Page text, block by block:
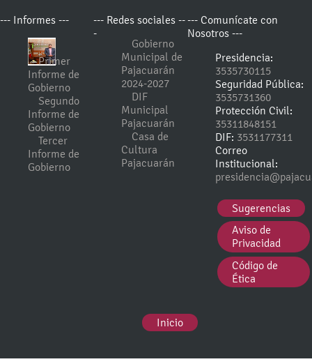
--- Informes ---
Primer
Informe de
Gobierno
Segundo
Informe de
Gobierno
Tercer
Informe de
Gobierno
--- Redes sociales --
-
Gobierno
Municipal de
Pajacuarán
2024-2027
DIF
Municipal
Pajacuarán
Casa de
Cultura
Pajacuarán
--- Comunícate con
Nosotros ---
Presidencia:
3535730115
Seguridad Pública:
3535731360
Protección Civil:
35311848151
DIF: 3531177311
Correo
Institucional:
Sugerencias
Aviso de
Privacidad
Código de
Ética
Inicio